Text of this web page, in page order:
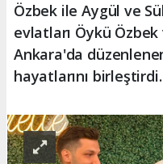
Özbek ile Aygül ve
evlatları Öykü
Ankara'da
hayatlarını birleştirdi.